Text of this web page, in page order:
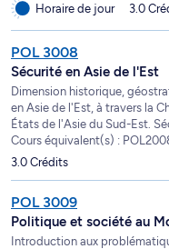
Horaire de jour
3.0
POL 3008
Sécurité en Asie de l'Est
Dimension historique,
en Asie de l'Est, à travers la
États de l'Asie du Sud-Est.
Cours équivalent(s) :
3.0 Crédits
POL 3009
Politique et société au
Introduction aux